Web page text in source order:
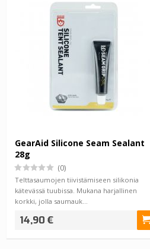
GearAid Silicone Seam Sealant
28g
(0)
Telttasaumojen tiivistämiseen silikonia
kätevässä tuubissa. Mukana harjallinen
korkki, jolla saumauk…
14,90 €